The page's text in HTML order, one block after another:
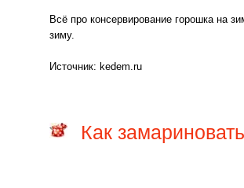
Всё про консервирование горошка на
зиму.
Источник: kedem.ru
Как